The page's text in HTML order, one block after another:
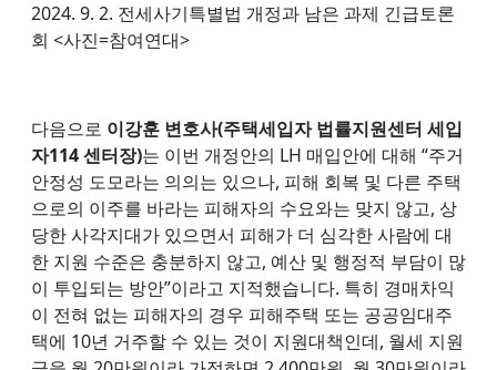
2024. 9. 2. 전세사기특별법 개정과 남은 과제 긴급토론
회 <사진=참여연대>
다음으로 이강훈 변호사(주택세입자 법률지원센터 세입
자114 센터장)는 이번 개정안의 LH 매입안에 대해 “주거
안정성 도모라는 의의는 있으나, 피해 회복 및 다른 주택
으로의 이주를 바라는 피해자의 수요와는 맞지 않고, 상
당한 사각지대가 있으면서 피해가 더 심각한 사람에 대
한 지원 수준은 충분하지 않고, 예산 및 행정적 부담이 많
이 투입되는 방안”이라고 지적했습니다. 특히 경매차익
이 전혀 없는 피해자의 경우 피해주택 또는 공공임대주
택에 10년 거주할 수 있는 것이 지원대책인데, 월세 지원